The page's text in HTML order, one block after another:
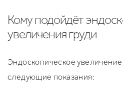
Кому подойдёт
увеличения груди
Эндоскопическое
следующие показания: